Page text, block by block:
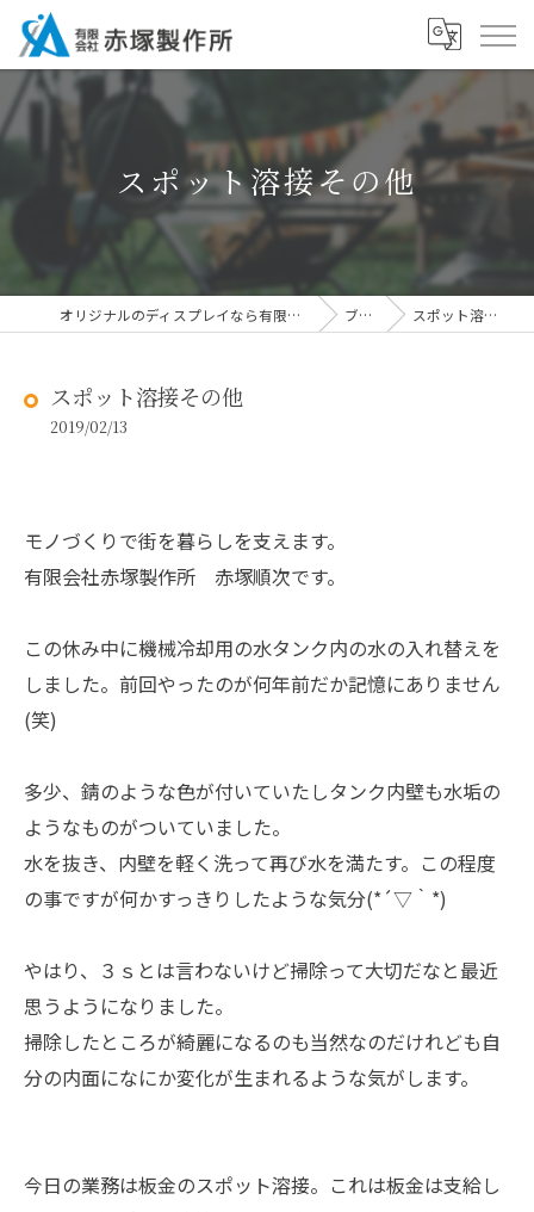
スポット溶接その他
オリジナルのディスプレイなら有限会社赤塚製作所 ブログ スポット溶接その他
スポット溶接その他
2019/02/13
モノづくりで街を暮らしを支えます。
有限会社赤塚製作所 赤塚順次です。
この休み中に機械冷却用の水タンク内の水の入れ替えを
しました。前回やったのが何年前だか記憶にありません
(笑)
多少、錆のような色が付いていたしタンク内壁も水垢の
ようなものがついていました。
水を抜き、内壁を軽く洗って再び水を満たす。この程度
の事ですが何かすっきりしたような気分(*´▽｀*)
やはり、３ｓとは言わないけど掃除って大切だなと最近
思うようになりました。
掃除したところが綺麗になるのも当然なのだけれども自
分の内面になにか変化が生まれるような気がします。
今日の業務は板金のスポット溶接。これは板金は支給し